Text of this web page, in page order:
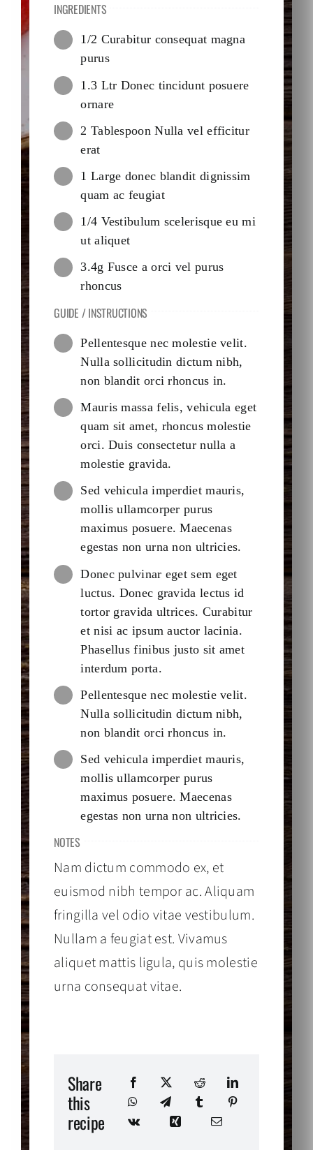
INGREDIENTS
1/2 Curabitur consequat magna
purus
1.3 Ltr Donec tincidunt posuere
ornare
2 Tablespoon Nulla vel efficitur
erat
1 Large donec blandit dignissim
quam ac feugiat
1/4 Vestibulum scelerisque eu mi
ut aliquet
3.4g Fusce a orci vel purus
rhoncus
GUIDE / INSTRUCTIONS
Pellentesque nec molestie velit.
Nulla sollicitudin dictum nibh,
non blandit orci rhoncus in.
Mauris massa felis, vehicula eget
quam sit amet, rhoncus molestie
orci. Duis consectetur nulla a
molestie gravida.
Sed vehicula imperdiet mauris,
mollis ullamcorper purus
maximus posuere. Maecenas
egestas non urna non ultricies.
Donec pulvinar eget sem eget
luctus. Donec gravida lectus id
tortor gravida ultrices. Curabitur
et nisi ac ipsum auctor lacinia.
Phasellus finibus justo sit amet
interdum porta.
Pellentesque nec molestie velit.
Nulla sollicitudin dictum nibh,
non blandit orci rhoncus in.
Sed vehicula imperdiet mauris,
mollis ullamcorper purus
maximus posuere. Maecenas
egestas non urna non ultricies.
NOTES
Nam dictum commodo ex, et
euismod nibh tempor ac. Aliquam
fringilla vel odio vitae vestibulum.
Nullam a feugiat est. Vivamus
aliquet mattis ligula, quis molestie
urna consequat vitae.
Share
this
recipe